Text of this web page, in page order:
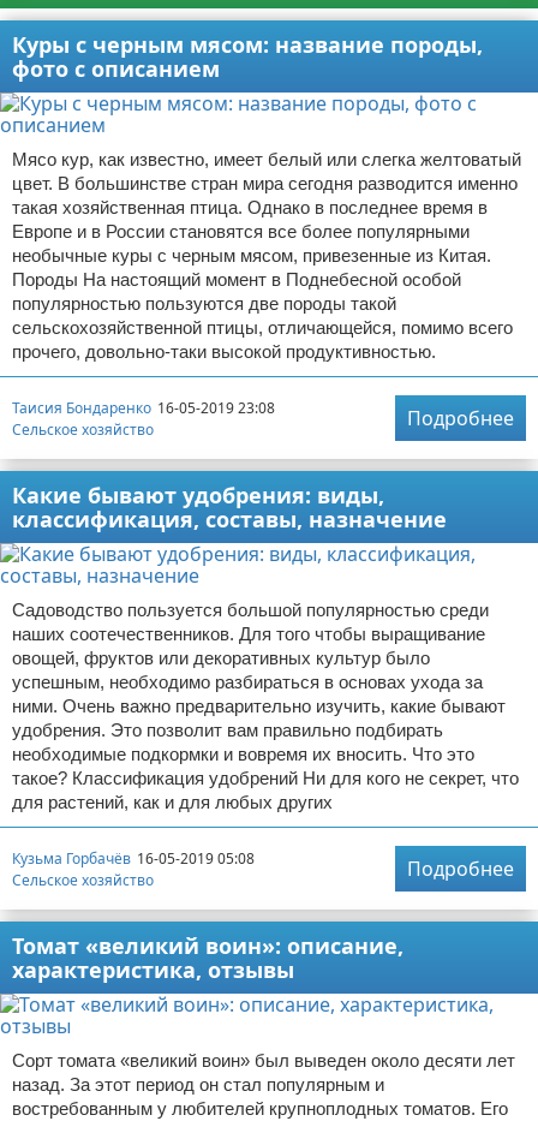
Куры с черным мясом: название породы,
фото с описанием
Мясо кур, как известно, имеет белый или слегка желтоватый
цвет. В большинстве стран мира сегодня разводится именно
такая хозяйственная птица. Однако в последнее время в
Европе и в России становятся все более популярными
необычные куры с черным мясом, привезенные из Китая.
Породы На настоящий момент в Поднебесной особой
популярностью пользуются две породы такой
сельскохозяйственной птицы, отличающейся, помимо всего
прочего, довольно-таки высокой продуктивностью.
Таисия Бондаренко 16-05-2019 23:08
Сельское хозяйство
Подробнее
Какие бывают удобрения: виды,
классификация, составы, назначение
Садоводство пользуется большой популярностью среди
наших соотечественников. Для того чтобы выращивание
овощей, фруктов или декоративных культур было
успешным, необходимо разбираться в основах ухода за
ними. Очень важно предварительно изучить, какие бывают
удобрения. Это позволит вам правильно подбирать
необходимые подкормки и вовремя их вносить. Что это
такое? Классификация удобрений Ни для кого не секрет, что
для растений, как и для любых других
Кузьма Горбачёв 16-05-2019 05:08
Сельское хозяйство
Подробнее
Томат «великий воин»: описание,
характеристика, отзывы
Сорт томата «великий воин» был выведен около десяти лет
назад. За этот период он стал популярным и
востребованным у любителей крупноплодных томатов. Его